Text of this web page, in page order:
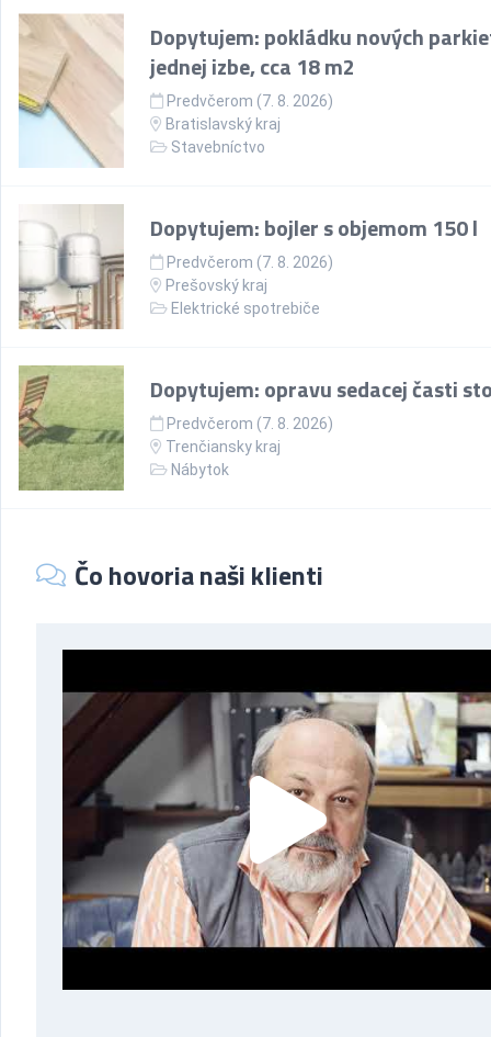
Dopytujem: pokládku nových
jednej izbe, cca 18 m2
Predvčerom (7. 8. 2026)
Bratislavský kraj
Stavebníctvo
Dopytujem: bojler s objemom 150 l
Predvčerom (7. 8. 2026)
Prešovský kraj
Elektrické spotrebiče
Dopytujem: opravu sedacej časti
Predvčerom (7. 8. 2026)
Trenčiansky kraj
Nábytok
Čo hovoria naši klienti